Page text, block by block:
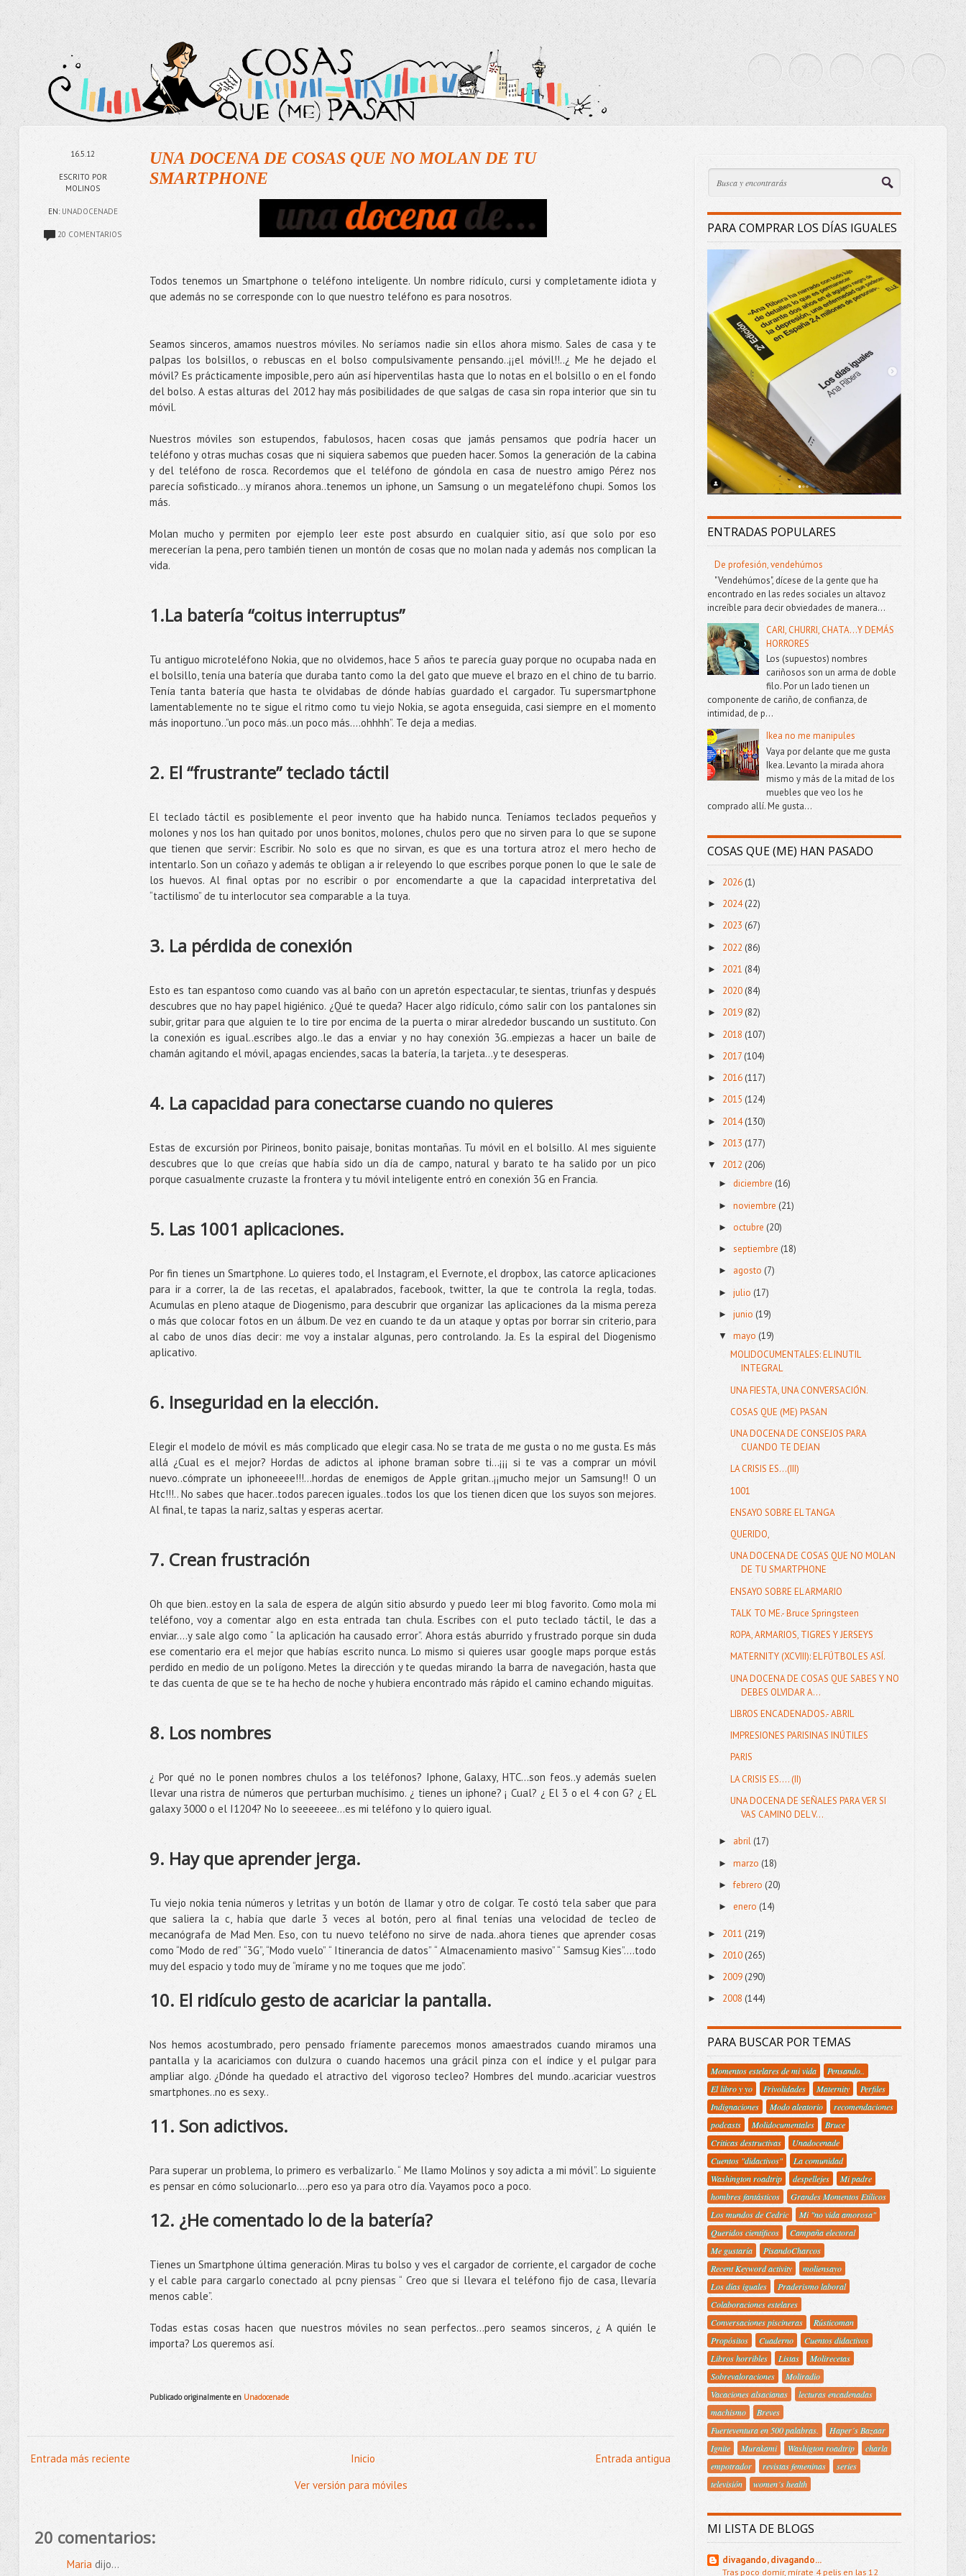
16.5.12
ESCRITO POR
MOLINOS
EN: UNADOCENADE
20 COMENTARIOS
UNA DOCENA DE COSAS QUE NO MOLAN DE TU
SMARTPHONE
Todos tenemos un Smartphone o teléfono inteligente. Un nombre ridículo, cursi y completamente idiota y
que además no se corresponde con lo que nuestro teléfono es para nosotros.
Seamos sinceros, amamos nuestros móviles. No seríamos nadie sin ellos ahora mismo. Sales de casa y te
palpas los bolsillos, o rebuscas en el bolso compulsivamente pensando..¡¡el móvil!!..¿ Me he dejado el
móvil? Es prácticamente imposible, pero aún así hiperventilas hasta que lo notas en el bolsillo o en el fondo
del bolso. A estas alturas del 2012 hay más posibilidades de que salgas de casa sin ropa interior que sin tu
móvil.
Nuestros móviles son estupendos, fabulosos, hacen cosas que jamás pensamos que podría hacer un
teléfono y otras muchas cosas que ni siquiera sabemos que pueden hacer. Somos la generación de la cabina
y del teléfono de rosca. Recordemos que el teléfono de góndola en casa de nuestro amigo Pérez nos
parecía sofisticado…y míranos ahora..tenemos un iphone, un Samsung o un megateléfono chupi. Somos los
más.
Molan mucho y permiten por ejemplo leer este post absurdo en cualquier sitio, así que solo por eso
merecerían la pena, pero también tienen un montón de cosas que no molan nada y además nos complican la
vida.
1.La batería “coitus interruptus”
Tu antiguo microteléfono Nokia, que no olvidemos, hace 5 años te parecía guay porque no ocupaba nada en
el bolsillo, tenía una batería que duraba tanto como la del gato que mueve el brazo en el chino de tu barrio.
Tenía tanta batería que hasta te olvidabas de dónde habías guardado el cargador. Tu supersmartphone
lamentablemente no te sigue el ritmo como tu viejo Nokia, se agota enseguida, casi siempre en el momento
más inoportuno..”un poco más..un poco más….ohhhh”. Te deja a medias.
2. El “frustrante” teclado táctil
El teclado táctil es posiblemente el peor invento que ha habido nunca. Teníamos teclados pequeños y
molones y nos los han quitado por unos bonitos, molones, chulos pero que no sirven para lo que se supone
que tienen que servir: Escribir. No solo es que no sirvan, es que es una tortura atroz el mero hecho de
intentarlo. Son un coñazo y además te obligan a ir releyendo lo que escribes porque ponen lo que le sale de
los huevos. Al final optas por no escribir o por encomendarte a que la capacidad interpretativa del
“tactilismo” de tu interlocutor sea comparable a la tuya.
3. La pérdida de conexión
Esto es tan espantoso como cuando vas al baño con un apretón espectacular, te sientas, triunfas y después
descubres que no hay papel higiénico. ¿Qué te queda? Hacer algo ridículo, cómo salir con los pantalones sin
subir, gritar para que alguien te lo tire por encima de la puerta o mirar alrededor buscando un sustituto. Con
la conexión es igual..escribes algo..le das a enviar y no hay conexión 3G..empiezas a hacer un baile de
chamán agitando el móvil, apagas enciendes, sacas la batería, la tarjeta…y te desesperas.
4. La capacidad para conectarse cuando no quieres
Estas de excursión por Pirineos, bonito paisaje, bonitas montañas. Tu móvil en el bolsillo. Al mes siguiente
descubres que lo que creías que había sido un día de campo, natural y barato te ha salido por un pico
porque casualmente cruzaste la frontera y tu móvil inteligente entró en conexión 3G en Francia.
5. Las 1001 aplicaciones.
Por fin tienes un Smartphone. Lo quieres todo, el Instagram, el Evernote, el dropbox, las catorce aplicaciones
para ir a correr, la de las recetas, el apalabrados, facebook, twitter, la que te controla la regla, todas.
Acumulas en pleno ataque de Diogenismo, para descubrir que organizar las aplicaciones da la misma pereza
o más que colocar fotos en un álbum. De vez en cuando te da un ataque y optas por borrar sin criterio, para
al cabo de unos días decir: me voy a instalar algunas, pero controlando. Ja. Es la espiral del Diogenismo
aplicativo.
6. Inseguridad en la elección.
Elegir el modelo de móvil es más complicado que elegir casa. No se trata de me gusta o no me gusta. Es más
allá ¿Cual es el mejor? Hordas de adictos al iphone braman sobre ti…¡¡¡ si te vas a comprar un móvil
nuevo..cómprate un iphoneeee!!!...hordas de enemigos de Apple gritan..¡¡mucho mejor un Samsung!! O un
Htc!!!.. No sabes que hacer..todos parecen iguales..todos los que los tienen dicen que los suyos son mejores.
Al final, te tapas la nariz, saltas y esperas acertar.
7. Crean frustración
Oh que bien..estoy en la sala de espera de algún sitio absurdo y puedo leer mi blog favorito. Como mola mi
teléfono, voy a comentar algo en esta entrada tan chula. Escribes con el puto teclado táctil, le das a
enviar….y sale algo como “ la aplicación ha causado error”. Ahora estás aburrido y frustrado porque sin duda
ese comentario era el mejor que habías escrito nunca. Lo mismo si quieres usar google maps porque estás
perdido en medio de un polígono. Metes la dirección y te quedas mirando la barra de navegación, hasta que
te das cuenta de que se te ha hecho de noche y hubiera encontrado más rápido el camino echando miguitas.
8. Los nombres
¿ Por qué no le ponen nombres chulos a los teléfonos? Iphone, Galaxy, HTC…son feos..y además suelen
llevar una ristra de números que perturban muchísimo. ¿ tienes un iphone? ¡ Cual? ¿ El 3 o el 4 con G? ¿ EL
galaxy 3000 o el I1204? No lo seeeeeee…es mi teléfono y lo quiero igual.
9. Hay que aprender jerga.
Tu viejo nokia tenia números y letritas y un botón de llamar y otro de colgar. Te costó tela saber que para
que saliera la c, había que darle 3 veces al botón, pero al final tenías una velocidad de tecleo de
mecanógrafa de Mad Men. Eso, con tu nuevo teléfono no sirve de nada..ahora tienes que aprender cosas
como “Modo de red” “3G”, “Modo vuelo” “ Itinerancia de datos” “ Almacenamiento masivo” “ Samsug Kies”….todo
muy del espacio y todo muy de “mírame y no me toques que me jodo”.
10. El ridículo gesto de acariciar la pantalla.
Nos hemos acostumbrado, pero pensado fríamente parecemos monos amaestrados cuando miramos una
pantalla y la acariciamos con dulzura o cuando hacemos una grácil pinza con el índice y el pulgar para
ampliar algo. ¿Dónde ha quedado el atractivo del vigoroso tecleo? Hombres del mundo..acariciar vuestros
smartphones..no es sexy..
11. Son adictivos.
Para superar un problema, lo primero es verbalizarlo. “ Me llamo Molinos y soy adicta a mi móvil”. Lo siguiente
es pensar en cómo solucionarlo….pero eso ya para otro día. Vayamos poco a poco.
12. ¿He comentado lo de la batería?
Tienes un Smartphone última generación. Miras tu bolso y ves el cargador de corriente, el cargador de coche
y el cable para cargarlo conectado al pcny piensas “ Creo que si llevara el teléfono fijo de casa, llevaría
menos cable”.
Todas estas cosas hacen que nuestros móviles no sean perfectos…pero seamos sinceros, ¿ A quién le
importa? Los queremos así.
Publicado originalmente en Unadocenade
Entrada más reciente Entrada antigua
Inicio
Ver versión para móviles
20 comentarios:
Mariadijo...
PARA COMPRAR LOS DÍAS IGUALES
ENTRADAS POPULARES
De profesión, vendehúmos
"Vendehúmos", dícese de la gente que ha
encontrado en las redes sociales un altavoz
increíble para decir obviedades de manera...
CARI, CHURRI, CHATA...Y DEMÁS
HORRORES
Los (supuestos) nombres
cariñosos son un arma de doble
filo. Por un lado tienen un
componente de cariño, de confianza, de
intimidad, de p...
Ikea no me manipules
Vaya por delante que me gusta
Ikea. Levanto la mirada ahora
mismo y más de la mitad de los
muebles que veo los he
comprado allí. Me gusta...
COSAS QUE (ME) HAN PASADO
► 2026 (1)
► 2024(22)
► 2023 (67)
► 2022 (86)
► 2021 (84)
► 2020(84)
► 2019(82)
► 2018 (107)
► 2017 (104)
► 2016(117)
► 2015 (124)
► 2014(130)
► 2013 (177)
▼ 2012 (206)
►diciembre(16)
►noviembre (21)
► octubre(20)
►septiembre(18)
► agosto(7)
►julio(17)
►junio(19)
▼mayo(19)
MOLIDOCUMENTALES: EL INUTIL
INTEGRAL
UNA FIESTA, UNA CONVERSACIÓN.
COSAS QUE (ME) PASAN
UNA DOCENA DE CONSEJOS PARA
CUANDO TE DEJAN
LA CRISIS ES...(III)
1001
ENSAYO SOBRE EL TANGA
QUERIDO,
UNA DOCENA DE COSAS QUE NO MOLAN
DE TU SMARTPHONE
ENSAYO SOBRE EL ARMARIO
TALK TO ME.- Bruce Springsteen
ROPA, ARMARIOS, TIGRES Y JERSEYS
MATERNITY (XCVIII): EL FÚTBOL ES ASÍ.
UNA DOCENA DE COSAS QUE SABES Y NO
DEBES OLVIDAR A...
LIBROS ENCADENADOS.- ABRIL
IMPRESIONES PARISINAS INÚTILES
PARIS
LA CRISIS ES.... (II)
UNA DOCENA DE SEÑALES PARA VER SI
VAS CAMINO DEL V...
► abril(17)
►marzo(18)
►febrero (20)
►enero (14)
► 2011 (219)
► 2010(265)
► 2009 (290)
► 2008 (144)
PARA BUSCAR POR TEMAS
Momentos estelares de mi vida
Pensando..
El libro y yo
Frivolidades Maternity
Perfiles
Indignaciones
Modo aleatorio
recomendaciones
podcasts
Molidocumentales
Bruce
Criticas destructivas
Unadocenade
Cuentos "didactivos"
La comunidad
Washington roadtrip
despellejes
Mi padre
hombres fantásticos
Grandes Momentos Etílicos
Los mundos de Cedric
Mi "no vida amorosa"
Queridos científicos
Campaña electoral
Me gustaría
PisandoCharcos
Recent Keyword activity
moliensayo
Los días iguales
Praderismo laboral
Colaboraciones estelares
Conversaciones piscineras
Rústicoman
Propósitos
Cuaderno
Cuentos didactivos
Libros horribles
Listas
Molirecetas
Sobrevaloraciones
Moliradio
Vacaciones alsacianas
lecturas encadenadas
machismo
Breves
Fuerteventura en 500 palabras.
Haper´s Bazaar
Ignite
Murakami Washigton roadtrip
charla
empotrador
revistas femeninas
series
televisión
women´s health
MI LISTA DE BLOGS
divagando, divagando...
Tras poco domir, mírate 4 pelis en las 12